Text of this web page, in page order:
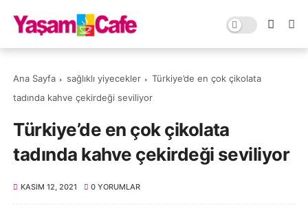
Ana Sayfa sağlıklı yiyecekler
Türkiye’de en çok çikolata
tadında kahve çekirdeği seviliyor
Türkiye’de en çok çikolata
tadında kahve çekirdeği seviliyor
KASIM 12, 2021 0 YORUMLAR